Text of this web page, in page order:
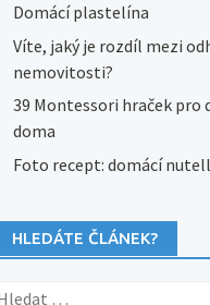
Domácí plastelína
Víte, jaký je rozdíl mezi
nemovitosti?
39 Montessori hraček pro
doma
Foto recept: domácí
HLEDÁTE ČLÁNEK?